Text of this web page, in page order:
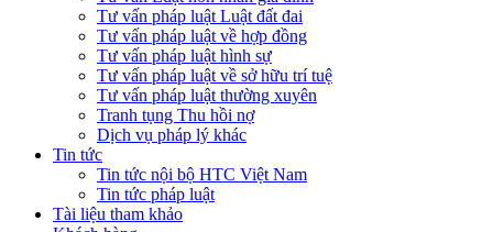
Tư vấn pháp luật Luật đất đai
Tư vấn pháp luật về hợp đồng
Tư vấn pháp luật hình sự
Tư vấn pháp luật về sở hữu trí tuệ
Tư vấn pháp luật thường xuyên
Tranh tụng Thu hồi nợ
Dịch vụ pháp lý khác
Tin tức
Tin tức nội bộ HTC Việt Nam
Tin tức pháp luật
Tài liệu tham khảo